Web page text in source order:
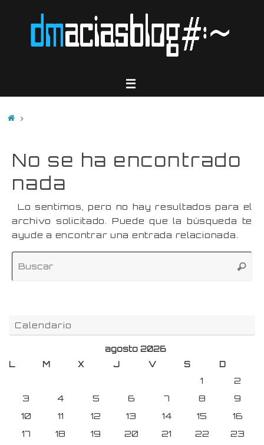
Inicio
No se ha encontrado
nada
Lo sentimos, pero no hay resultados para el
archivo solicitado. Puede que la búsqueda te
ayude a encontrar una entrada relacionada.
Buscar
Calendario
agosto 2026
L
M X J V S D
1
2
3
4 5 6 7 8
9
10
11 12 13 14 15
16
17
18 19 20 21 22
23